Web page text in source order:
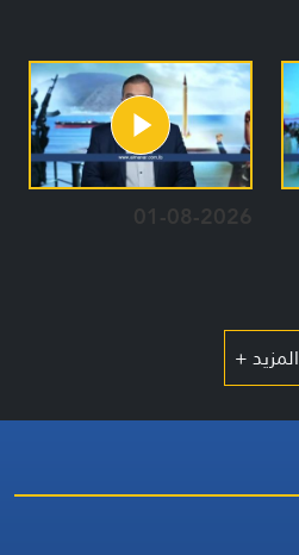
01-08-2026
المزيد +